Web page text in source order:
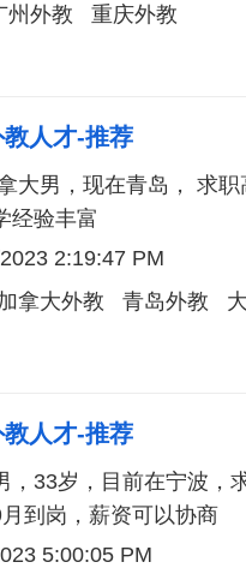
州外教
重庆外教
人才-推荐
青岛， 求职高中大学职位， 薪资协商， 工签转
经验丰富
2:19:47 PM
拿大外教 青岛外教
人才-推荐
，33岁，目前在宁波，
到岗，薪资可以协商
5:00:05 PM